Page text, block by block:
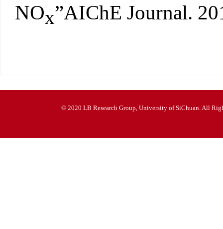
NOx”AIChE Journal.
© 2020 LB Research Group, University of SiChuan. All